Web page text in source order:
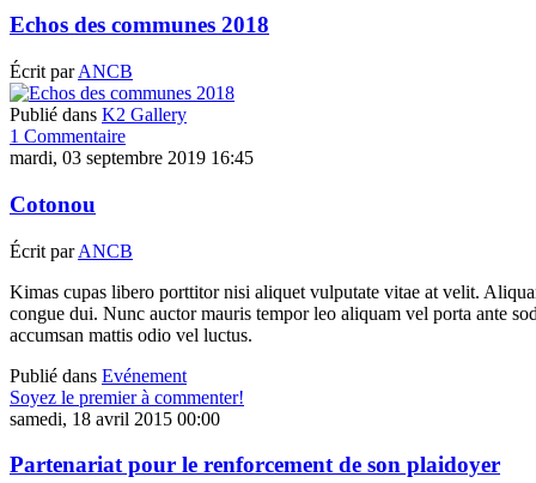
Echos des communes 2018
Écrit parANCB
Publié dans K2 Gallery
1 Commentaire
mardi, 03 septembre 2019 16:45
Cotonou
Écrit parANCB
Kimas cupas libero porttitor nisi aliquet vulputate vitae at velit.
congue dui. Nunc auctor mauris tempor leo aliquam vel porta ante
accumsan mattis odio vel luctus.
Publié dans Evénement
Soyez le premier à commenter!
samedi, 18 avril 2015 00:00
Partenariat pour le renforcement de son plaidoyer